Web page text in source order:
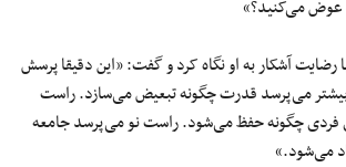
عوض می‌کنید؟»
رضایت آشکار به او نگاه کرد و گفت: «این دقیقا پرسش
می‌پرسد قدرت چگونه تبعیض می‌سازد. راست
فردی چگونه حفظ می‌شود. راست نو می‌پرسد جامعه
می‌شود.»